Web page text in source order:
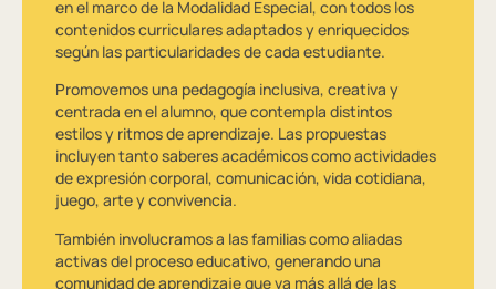
en el marco de la Modalidad Especial, con todos los
contenidos curriculares adaptados y enriquecidos
según las particularidades de cada estudiante.
Promovemos una pedagogía inclusiva, creativa y
centrada en el alumno, que contempla distintos
estilos y ritmos de aprendizaje. Las propuestas
incluyen tanto saberes académicos como actividades
de expresión corporal, comunicación, vida cotidiana,
juego, arte y convivencia.
También involucramos a las familias como aliadas
activas del proceso educativo, generando una
comunidad de aprendizaje que va más allá de las